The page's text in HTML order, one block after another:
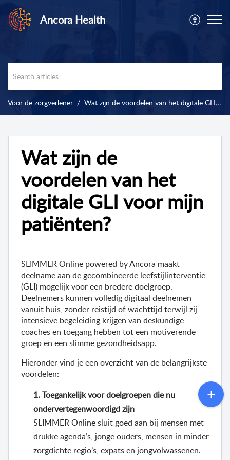
Ancora Health
Voor de zorgverlener Wat zijn de voordelen van het digitale GLI voor mijn patiënten?
Wat zijn de
voordelen van het
digitale GLI voor mijn
patiënten?
SLIMMER Online powered byAncora maakt
deelname aan de gecombineerde leefstijlinterventie
(GLI) mogelijk voor een bredere doelgroep.
Deelnemers kunnen volledig digitaal deelnemen
vanuit huis, zonder reistijd of wachttijd terwijl zij
intensieve begeleiding krijgen van deskundige
coaches en toegang hebben tot een motiverende
groep en een slimme gezondheidsapp.
Hieronder vind je een overzicht van de belangrijkste
voordelen:
1. Toegankelijk voor doelgroepen die nu
ondervertegenwoordigd zijn
SLIMMER Online sluit goed aan bij mensen met
drukke agenda’s, jonge ouders, mensen in minder
zorgdichte regio’s, expats en jongvolwassenen.